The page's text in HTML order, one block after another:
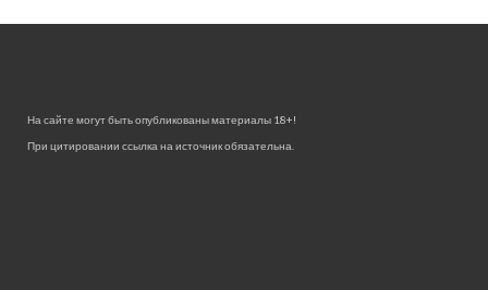
На сайте могут быть опубликованы материалы 18+!
При цитировании ссылка на источник обязательна.